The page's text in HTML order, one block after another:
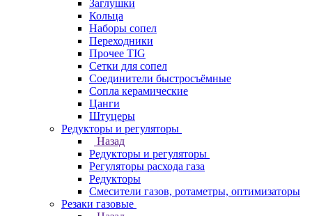
Заглушки
Кольца
Наборы сопел
Переходники
Прочее TIG
Сетки для сопел
Соединители быстросъёмные
Сопла керамические
Цанги
Штуцеры
Редукторы и регуляторы
Назад
Редукторы и регуляторы
Регуляторы расхода газа
Редукторы
Смесители газов, ротаметры, оптимизаторы
Резаки газовые